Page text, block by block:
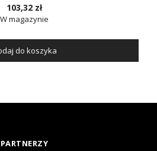
103,32 zł
W magazynie
do koszyka
PARTNERZY